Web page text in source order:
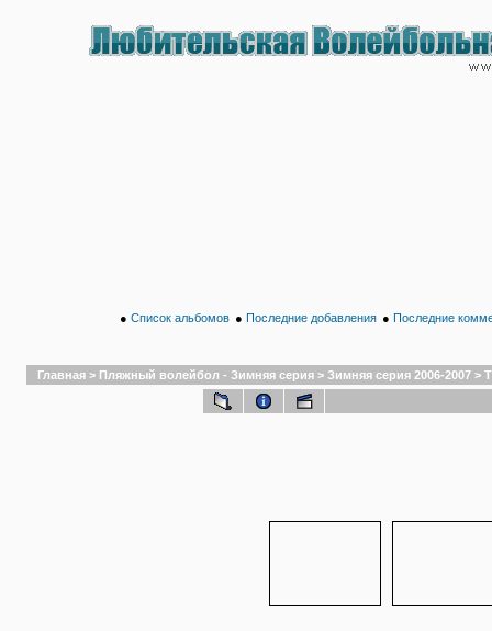
● Список альбомов ● Последние добавления ● Последние
Главная > Пляжный волейбол - Зимняя серия > Зимняя серия 2006-2007 >